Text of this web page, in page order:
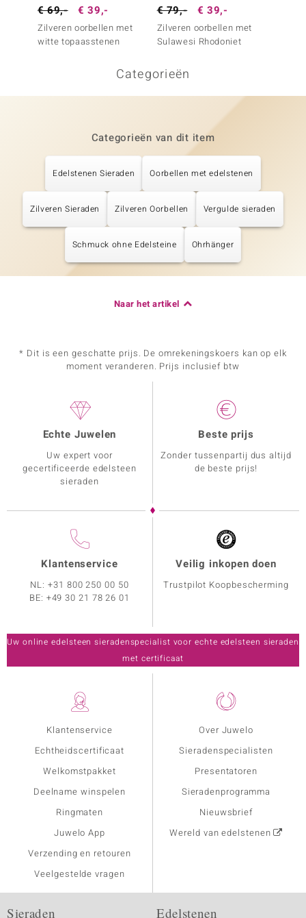
€ 69,- € 39,-
Zilveren oorbellen met
witte topaasstenen
€ 79,- € 39,-
Zilveren oorbellen met
Sulawesi Rhodoniet
Categorieën
Categorieën van dit item
Edelstenen Sieraden Oorbellen met edelstenen
Zilveren Sieraden Zilveren Oorbellen Vergulde sieraden
Schmuck ohne Edelsteine Ohrhänger
Naar het artikel
* Dit is een geschatte prijs. De omrekeningskoers kan op elk
moment veranderen. Prijs inclusief btw
Klantenservice
Echtheidscertificaat
Welkomstpakket
Deelname winspelen
Ringmaten
Juwelo App
Verzending en retouren
Veelgestelde vragen
Over Juwelo
Sieradenspecialisten
Presentatoren
Sieradenprogramma
Nieuwsbrief
Wereld van edelstenen
Echte Juwelen
Uw expert voor
gecertificeerde edelsteen
sieraden
Beste prijs
Zonder tussenpartij dus altijd
de beste prijs!
Klantenservice
NL:+31 800 250 00 50
BE: +49 30 21 78 26 01
Veilig inkopen doen
Trustpilot Koopbescherming
Uw online edelsteen sieradenspecialist voor echte edelsteen sieraden
met certificaat
Sieraden Edelstenen